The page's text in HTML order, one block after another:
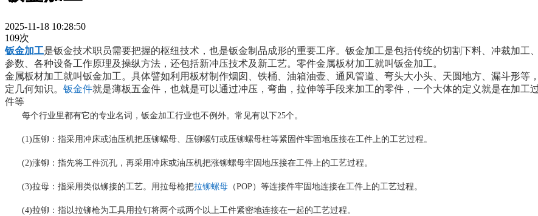
2025-11-18 10:28:50
109次
钣金加工是钣金技术职员需要把握的枢纽技术，也是钣金制品成形的重要工序。钣金加工是包括传统的切割下料、冲裁加
参数、各种设备工作原理及操纵方法，还包括新冲压技术及新工艺。零件金属板材加工就叫钣金加工。
金属板材加工就叫钣金加工。具体譬如利用板材制作烟囱、铁桶、油箱油壶、通风管道、弯头大小头、天圆地方、漏斗形等
定几何知识。 钣金件就是薄板五金件，也就是可以通过冲压，弯曲，拉伸等手段来加工的零件，一个大体的定义就是在加
件等
每个行业里都有它的专业名词，钣金加工行业也不例外。常见有以下25个。
(1)压铆：指采用冲床或油压机把压铆螺母、压铆螺钉或压铆螺母柱等紧固件牢固地压接在工件上的工艺过程。
(2)涨铆：指先将工件沉孔，再采用冲床或油压机把涨铆螺母牢固地压接在工件上的工艺过程。
(3)拉母：指采用类似铆接的工艺。用拉母枪把拉铆螺母 （POP）等连接件牢固地连接在工件上的工艺过程。
(4)拉铆：指以拉铆枪为工具用拉钉将两个或两个以上工件紧密地连接在一起的工艺过程。